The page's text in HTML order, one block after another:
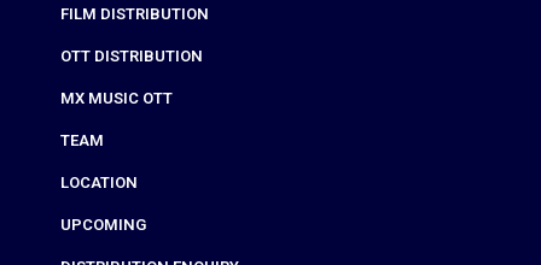
FILM DISTRIBUTION
OTT DISTRIBUTION
MX MUSIC OTT
TEAM
LOCATION
UPCOMING